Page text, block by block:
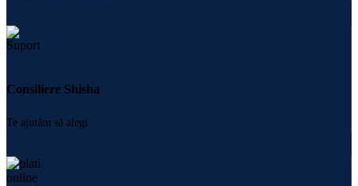
Consiliere Shisha
Te ajutăm să alegi